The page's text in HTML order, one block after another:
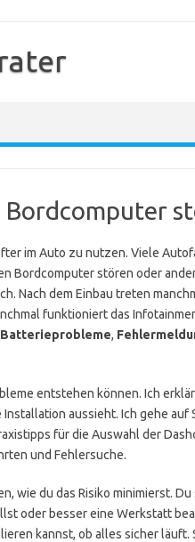
Bordcomputer
im Auto zu nutzen. Viele
Bordcomputer stören oder
Nach dem Einbau treten
funktioniert das
Batterieprobleme,
entstehen können. Ich
aussieht. Ich gehe auf
für die Auswahl der
und Fehlersuche.
wie du das Risiko minimierst.
oder besser eine Werkstatt
kannst, ob alles sicher läuft.